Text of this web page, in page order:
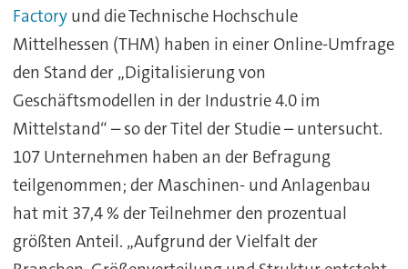
Factoryund die Technische Hochschule
Mittelhessen (THM) haben in einer Online-Umfrage
den Stand der „Digitalisierung von
Geschäftsmodellen in der Industrie 4.0 im
Mittelstand“ – so der Titel der Studie – untersucht.
107 Unternehmen haben an der Befragung
teilgenommen; der Maschinen- und Anlagenbau
hat mit 37,4 % der Teilnehmer den prozentual
größten Anteil. „Aufgrund der Vielfalt der